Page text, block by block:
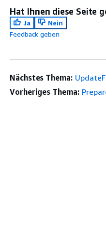
Hat Ihnen diese Seite
Ja
Nein
Feedback geben
Nächstes Thema:
Vorheriges Thema: